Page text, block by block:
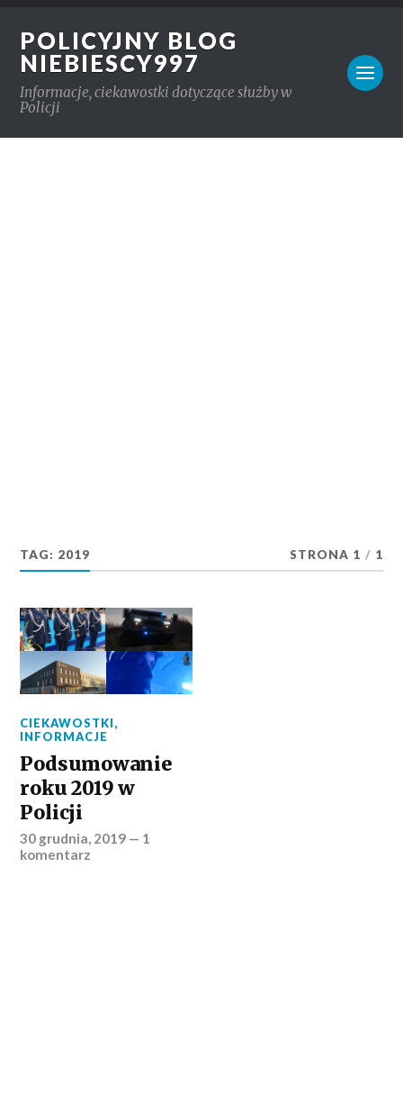
POLICYJNY BLOG
NIEBIESCY997
Informacje, ciekawostki dotyczące służby w
Policji
TAG: 2019 STRONA 1 / 1
CIEKAWOSTKI,
INFORMACJE
Podsumowanie
roku 2019 w
Policji
30 grudnia, 2019 — 1
komentarz